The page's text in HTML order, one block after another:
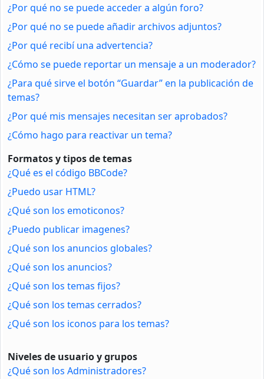
¿Por qué no se puede acceder a algún foro?
¿Por qué no se puede añadir archivos adjuntos?
¿Por qué recibí una advertencia?
¿Cómo se puede reportar un mensaje a un moderador?
¿Para qué sirve el botón “Guardar” en la publicación de
temas?
¿Por qué mis mensajes necesitan ser aprobados?
¿Cómo hago para reactivar un tema?
Formatos y tipos de temas
¿Qué es el código BBCode?
¿Puedo usar HTML?
¿Qué son los emoticonos?
¿Puedo publicar imagenes?
¿Qué son los anuncios globales?
¿Qué son los anuncios?
¿Qué son los temas fijos?
¿Qué son los temas cerrados?
¿Qué son los iconos para los temas?
Niveles de usuario y grupos
¿Qué son los Administradores?